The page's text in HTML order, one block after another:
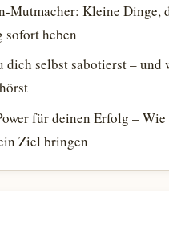
Mutmacher: Kleine Dinge,
sofort heben
dich selbst sabotierst – und
für deinen Erfolg – Wie
Ziel bringen